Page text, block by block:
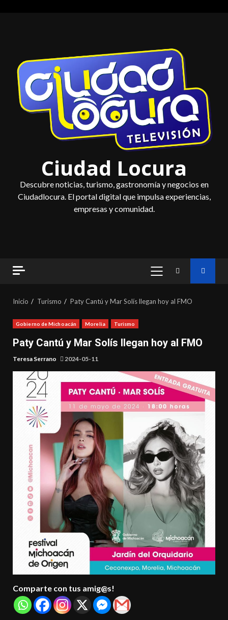
Ciudad Locura
Descubre noticias, turismo, gastronomía y negocios en
Ciudadlocura. El portal digital que impulsa experiencias,
empresas y comunidad.
MENÚ
Inicio Turismo Paty Cantú y Mar Solís llegan hoy al FMO
Gobierno de Michoacán Morelia Turismo
Paty Cantú y Mar Solís llegan hoy al FMO
Teresa Serrano 2024-05-11
Comparte con tus amig@s!